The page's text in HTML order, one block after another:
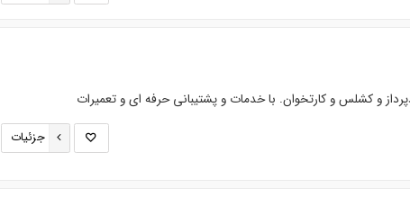
و کشلس و کارتخوان. با خدمات و پشتیبانی حرفه ای و تعمیرات
جزئیات